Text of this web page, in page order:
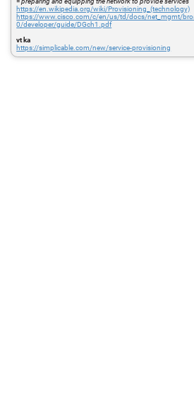
https://en.wikipedia.org/wiki/Provisioning_(technology)
https://www.cisco.com/c/en/us/td/docs/net_mgmt/
0/developer/guide/DGch1.pdf
vt ka
https://simplicable.com/new/service-provisioning